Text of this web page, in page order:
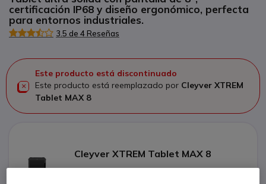
certificación IP68 y diseño ergonómico, perfecta
para entornos industriales.
3.5 de 4 Reseñas
Este producto está discontinuado
Este producto está reemplazado por Cleyver XTREM
Tablet MAX 8
Cleyver XTREM Tablet MAX 8
549,95 €